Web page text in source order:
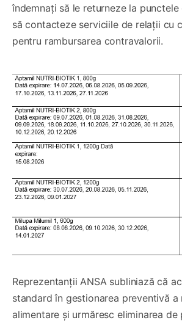
îndemnați să le returneze la punctele
să contacteze serviciile de relații cu
pentru rambursarea contravalorii.
Reprezentanții ANSA subliniază că
standard în gestionarea preventivă a
alimentare și urmăresc eliminarea de